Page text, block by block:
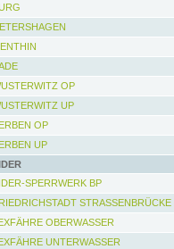
OP
UP
OP
UP
SPERRWERK BP
STRASSENBRÜCKE
OBERWASSER
UNTERWASSER